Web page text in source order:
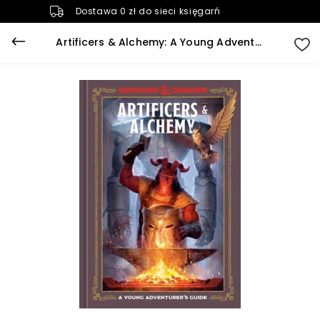
Dostawa 0 zł do sieci księgarń
Artificers & Alchemy: A Young Adventurer's Guide (Dungeons & Dragons)